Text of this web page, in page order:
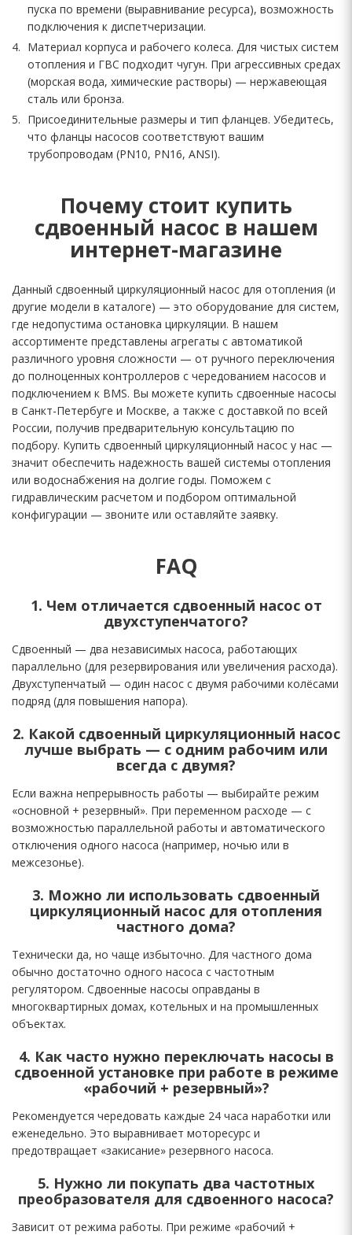
пуска по времени (выравнивание ресурса), возможность
подключения к диспетчеризации.
Материал корпуса и рабочего колеса. Для чистых систем
отопления и ГВС подходит чугун. При агрессивных средах
(морская вода, химические растворы) — нержавеющая
сталь или бронза.
Присоединительные размеры и тип фланцев. Убедитесь,
что фланцы насосов соответствуют вашим
трубопроводам (PN10, PN16, ANSI).
Почему стоит купить
сдвоенный насос в нашем
интернет-магазине
Данный сдвоенный циркуляционный насос для отопления (и
другие модели в каталоге) — это оборудование для систем,
где недопустима остановка циркуляции. В нашем
ассортименте представлены агрегаты с автоматикой
различного уровня сложности — от ручного переключения
до полноценных контроллеров с чередованием насосов и
подключением к BMS. Вы можете купить сдвоенные насосы
в Санкт-Петербуге и Москве, а также с доставкой по всей
России, получив предварительную консультацию по
подбору. Купить сдвоенный циркуляционный насос у нас —
значит обеспечить надежность вашей системы отопления
или водоснабжения на долгие годы. Поможем с
гидравлическим расчетом и подбором оптимальной
конфигурации — звоните или оставляйте заявку.
FAQ
1. Чем отличается сдвоенный насос от
двухступенчатого?
Сдвоенный — два независимых насоса, работающих
параллельно (для резервирования или увеличения расхода).
Двухступенчатый — один насос с двумя рабочими колёсами
подряд (для повышения напора).
2. Какой сдвоенный циркуляционный насос
лучше выбрать — с одним рабочим или
всегда с двумя?
Если важна непрерывность работы — выбирайте режим
«основной + резервный». При переменном расходе — с
возможностью параллельной работы и автоматического
отключения одного насоса (например, ночью или в
межсезонье).
3. Можно ли использовать сдвоенный
циркуляционный насос для отопления
частного дома?
Технически да, но чаще избыточно. Для частного дома
обычно достаточно одного насоса с частотным
регулятором. Сдвоенные насосы оправданы в
многоквартирных домах, котельных и на промышленных
объектах.
4. Как часто нужно переключать насосы в
сдвоенной установке при работе в режиме
«рабочий + резервный»?
Рекомендуется чередовать каждые 24 часа наработки или
еженедельно. Это выравнивает моторесурс и
предотвращает «закисание» резервного насоса.
5. Нужно ли покупать два частотных
преобразователя для сдвоенного насоса?
Зависит от режима работы. При режиме «рабочий +